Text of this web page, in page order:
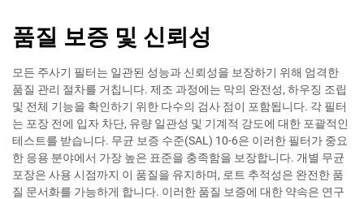
품질 보증 및 신뢰성
모든 주사기 필터는 일관된 성능과 신뢰성을 보장하기 위해 엄격한
품질 관리 절차를 거칩니다. 제조 과정에는 막의 완전성, 하우징 조립
및 전체 기능을 확인하기 위한 다수의 검사 점이 포함됩니다. 각 필터
는 포장 전에 입자 차단, 유량 일관성 및 기계적 강도에 대한 포괄적인
테스트를 받습니다. 무균 보증 수준(SAL) 10-6은 이러한 필터가 중요
한 응용 분야에서 가장 높은 표준을 충족함을 보장합니다. 개별 무균
포장은 사용 시점까지 이 품질을 유지하며, 로트 추적성은 완전한 품
질 문서화를 가능하게 합니다. 이러한 품질 보증에 대한 약속은 연구